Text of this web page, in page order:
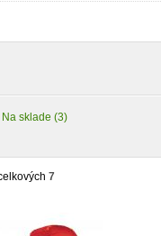
Na sklade (3)
7